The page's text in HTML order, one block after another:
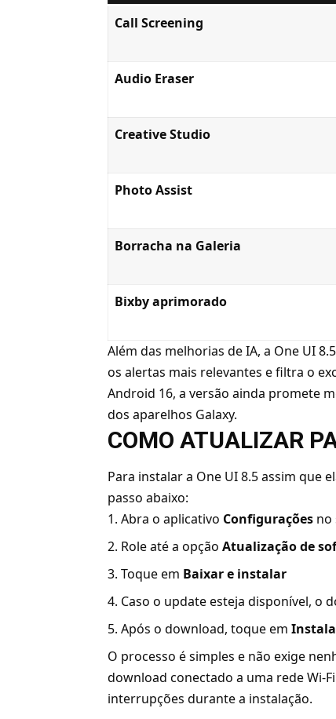
Call Screening
Audio Eraser
Creative Studio
Photo Assist
Borracha na Galeria
Bixby aprimorado
Além das melhorias de IA, a One UI
os alertas mais relevantes e filtra o
Android 16, a versão ainda promete
dos aparelhos Galaxy.
COMO ATUALIZAR
Para instalar a One UI 8.5 assim que
passo abaixo:
Abra o aplicativo Configurações no
Role até a opçãoAtualização de
Toque em Baixar e instalar
Caso o update esteja disponível, o
Após o download, toque em
O processo é simples e não exige
download conectado a uma rede Wi-
interrupções durante a instalação.